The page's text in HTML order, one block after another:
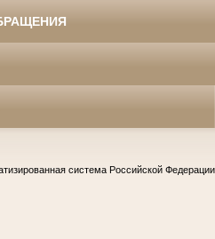
система Российской